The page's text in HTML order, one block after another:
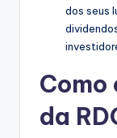
dos seus
Como
da